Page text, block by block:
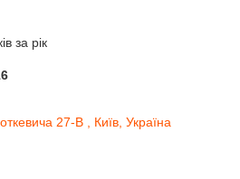
за рік
27-В , Київ, Україна